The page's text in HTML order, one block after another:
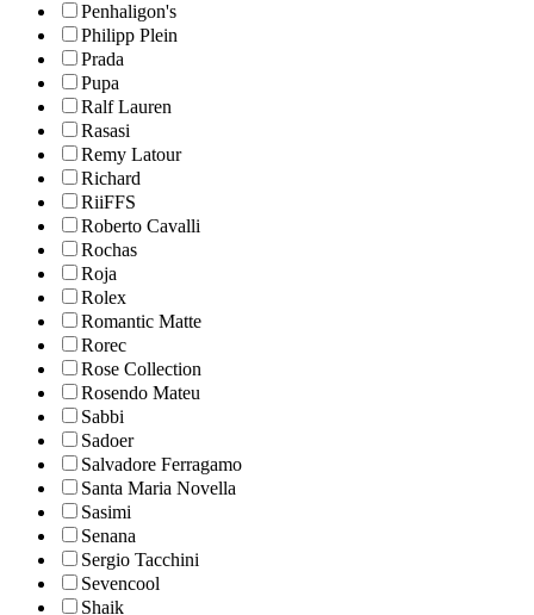
Penhaligon's
Philipp Plein
Prada
Pupa
Ralf Lauren
Rasasi
Remy Latour
Richard
RiiFFS
Roberto Cavalli
Rochas
Roja
Rolex
Romantic Matte
Rorec
Rose Collection
Rosendo Mateu
Sabbi
Sadoer
Salvadore Ferragamo
Santa Maria Novella
Sasimi
Senana
Sergio Tacchini
Sevencool
Shaik